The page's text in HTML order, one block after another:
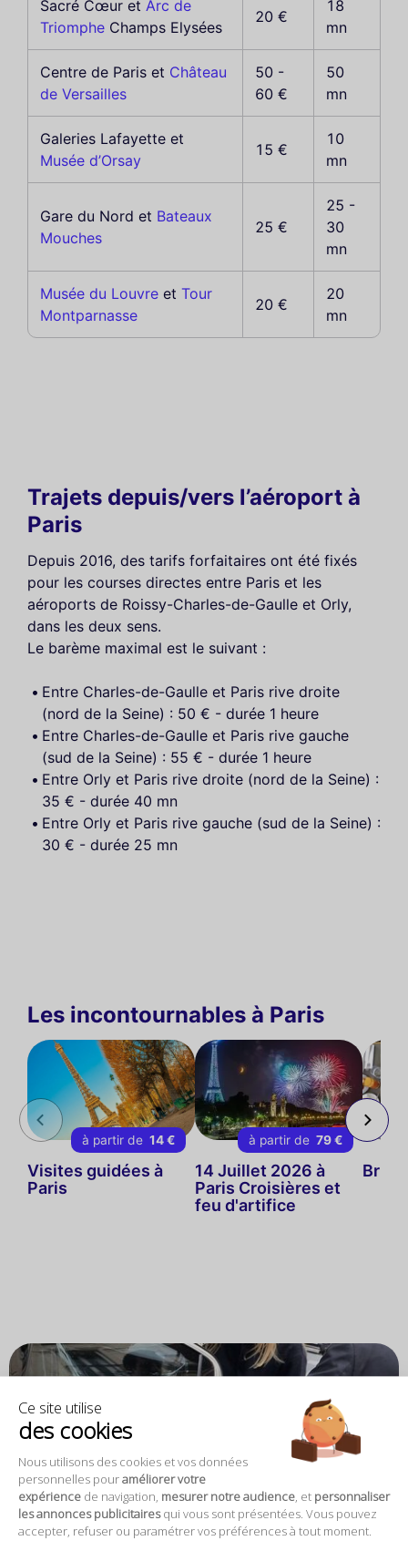
Ce site utilise
des cookies
Nous utilisons des cookies et vos données
personnelles pouraméliorer votre
expérience de navigation, mesurer notre audience , et personnaliser
les annonces publicitairesqui vous sont présentées. Vous pouvez
accepter, refuser ou paramétrer vos préférences à tout moment.
Sacré Cœur et Arc de
TriompheChamps Elysées
20 €
18
mn
Centre de Paris et Château
de Versailles
50 -
60 €
50
mn
Galeries Lafayette et
Musée d’Orsay
15 €
10
mn
Gare du Nord et Bateaux
Mouches
25 €
25 -
30
mn
Musée du Louvreet Tour
Montparnasse
20 €
20
mn
Trajets depuis/vers l’aéroport à
Paris
Depuis 2016, des tarifs forfaitaires ont été fixés
pour les courses directes entre Paris et les
aéroports de Roissy-Charles-de-Gaulle et Orly,
dans les deux sens.
Le barème maximal est le suivant :
Entre Charles-de-Gaulle et Paris rive droite
(nord de la Seine) : 50 € - durée 1 heure
Entre Charles-de-Gaulle et Paris rive gauche
(sud de la Seine) : 55 € - durée 1 heure
Entre Orly et Paris rive droite (nord de la Seine) :
35 € - durée 40 mn
Entre Orly et Paris rive gauche (sud de la Seine) :
30 € - durée 25 mn
Les incontournables à Paris
à partir de 14 €
Visites guidées à
Paris
à partir de 79 €
14 Juillet 2026 à
Paris Croisières et
feu d'artifice